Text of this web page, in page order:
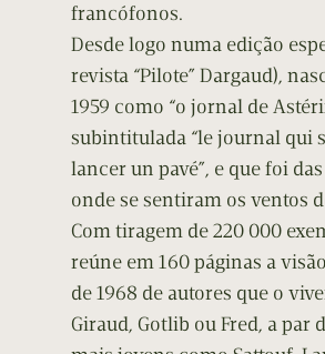
francófonos.
Desde logo numa edição
revista “Pilote” Dargaud),
1959 como “o jornal de
subintitulada “le journal qui
lancer un pavé”, e que foi
onde se sentiram os ventos
Com tiragem de 220 000
reúne em 160 páginas a
de 1968 de autores que o
Giraud, Gotlib ou Fred, a par